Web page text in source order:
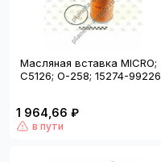
Масляная вставка MICRO;
C5126; O-258; 15274-99226
1 964,66 ₽
в пути